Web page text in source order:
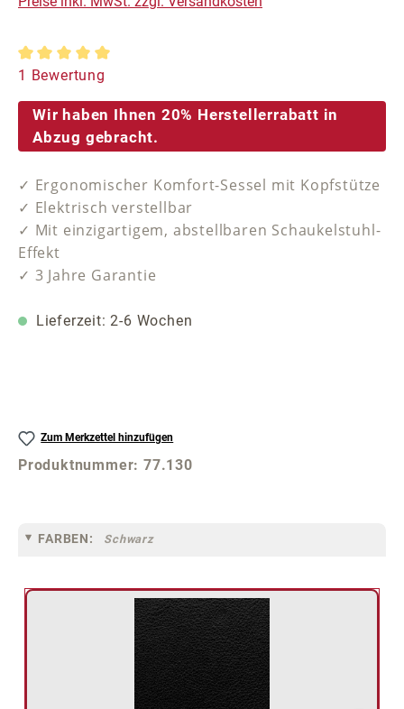
Durchschnittliche Bewertung von 5 von 5 Sternen
1 Bewertung
Wir haben Ihnen 20% Herstellerrabatt in
Abzug gebracht.
✓ Ergonomischer Komfort-Sessel mit Kopfstütze
✓ Elektrisch verstellbar
✓ Mit einzigartigem, abstellbaren Schaukelstuhl-
Effekt
✓ 3 Jahre Garantie
Lieferzeit: 2-6 Wochen
Zum Merkzettel hinzufügen
Produktnummer:77.130
FARBEN: Schwarz